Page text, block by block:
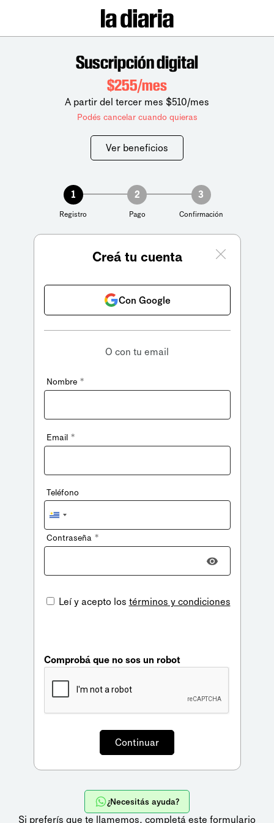
Suscripción digital
$255/mes
A partir del tercer mes $510/mes
Podés cancelar cuando quieras
Ver beneficios
1
Registro
2
Pago
3
Confirmación
Creá tu cuenta
Con Google
O con tu email
Nombre *
Email *
Teléfono
Uruguay
+598
Contraseña *
Leí y acepto los términos y condiciones
Comprobá que no sos un robot
¿Necesitás ayuda?
Si preferís que te llamemos, completá este formulario